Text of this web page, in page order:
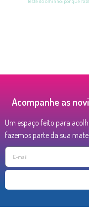
Acompanhe as
Um espaço feito para
fazemos parte da sua